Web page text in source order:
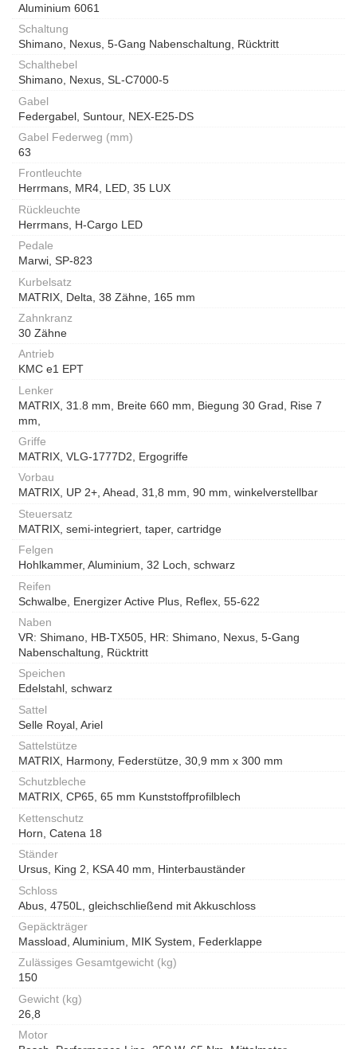
Aluminium 6061
Schaltung
Shimano, Nexus, 5-Gang Nabenschaltung, Rücktritt
Schalthebel
Shimano, Nexus, SL-C7000-5
Gabel
Federgabel, Suntour, NEX-E25-DS
Gabel Federweg (mm)
63
Frontleuchte
Herrmans, MR4, LED, 35 LUX
Rückleuchte
Herrmans, H-Cargo LED
Pedale
Marwi, SP-823
Kurbelsatz
MATRIX, Delta, 38 Zähne, 165 mm
Zahnkranz
30 Zähne
Antrieb
KMC e1 EPT
Lenker
MATRIX, 31.8 mm, Breite 660 mm, Biegung 30 Grad, Rise 7
mm,
Griffe
MATRIX, VLG-1777D2, Ergogriffe
Vorbau
MATRIX, UP 2+, Ahead, 31,8 mm, 90 mm, winkelverstellbar
Steuersatz
MATRIX, semi-integriert, taper, cartridge
Felgen
Hohlkammer, Aluminium, 32 Loch, schwarz
Reifen
Schwalbe, Energizer Active Plus, Reflex, 55-622
Naben
VR: Shimano, HB-TX505, HR: Shimano, Nexus, 5-Gang
Nabenschaltung, Rücktritt
Speichen
Edelstahl, schwarz
Sattel
Selle Royal, Ariel
Sattelstütze
MATRIX, Harmony, Federstütze, 30,9 mm x 300 mm
Schutzbleche
MATRIX, CP65, 65 mm Kunststoffprofilblech
Kettenschutz
Horn, Catena 18
Ständer
Ursus, King 2, KSA 40 mm, Hinterbauständer
Schloss
Abus, 4750L, gleichschließend mit Akkuschloss
Gepäckträger
Massload, Aluminium, MIK System, Federklappe
Zulässiges Gesamtgewicht (kg)
150
Gewicht (kg)
26,8
Motor